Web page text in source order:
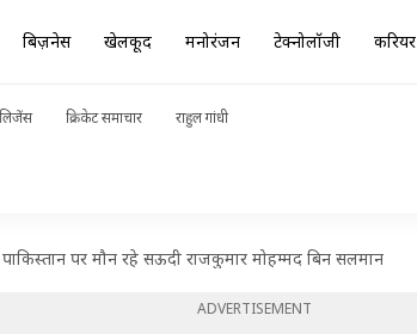
बिज़नेस खेलकूद मनोरंजन टेक्नोलॉजी करियर
क्रिकेट समाचार राहुल गांधी
पर मौन रहे सऊदी राजकुमार मोहम्मद बिन सलमान
ADVERTISEMENT